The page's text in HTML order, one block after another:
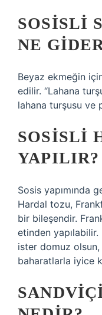
SOSISLI
NE
Beyaz ekmeğin
edilir. “Lahana
lahana turşusu ve
SOSISLI
YAPILIR?
Sosis yapımında
Hardal tozu,
bir bileşendir.
etinden yapılabilir.
ister domuz
baharatlarla iyice